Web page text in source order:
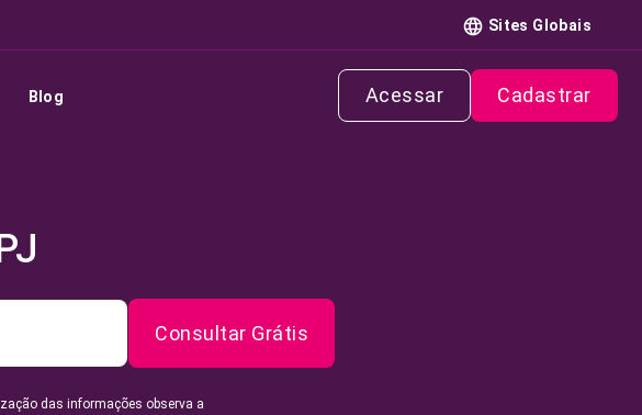
Sites Globais
Blog Acessar Cadastrar
Consultar Grátis
das informações observa a